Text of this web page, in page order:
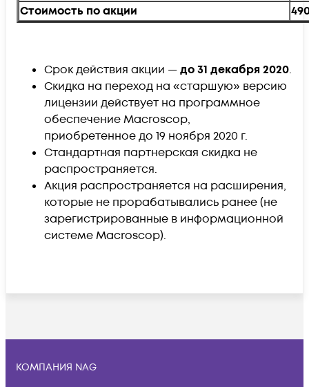
Стоимость по акции
Срок действия акции —до 31 декабря 2020.
Скидка на переход на «старшую» версию
лицензии действует на программное
обеспечение Macroscop,
приобретенное до 19 ноября 2020 г.
Стандартная партнерская скидка не
распространяется.
Акция распространяется на расширения,
которые не прорабатывались ранее (не
зарегистрированные в информационной
системе Macroscop).
КОМПАНИЯ NAG